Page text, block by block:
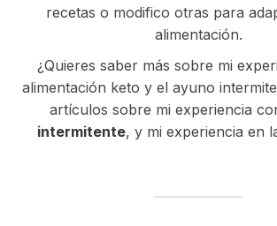
recetas o modifico otras para
alimentación.
¿Quieres saber más sobre mi
alimentación keto y el ayuno
artículos sobre mi experiencia
intermitente, y mi experiencia en